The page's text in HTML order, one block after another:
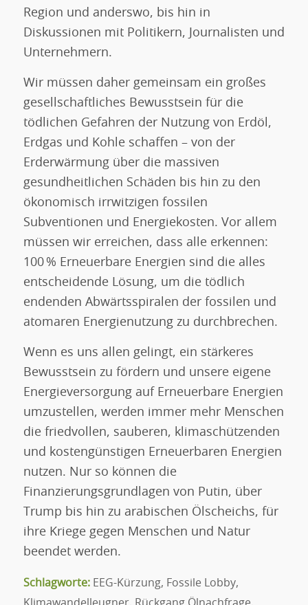
Region und anderswo, bis hin in
Diskussionen mit Politikern, Journalisten und
Unternehmern.
Wir müssen daher gemeinsam ein großes
gesellschaftliches Bewusstsein für die
tödlichen Gefahren der Nutzung von Erdöl,
Erdgas und Kohle schaffen – von der
Erderwärmung über die massiven
gesundheitlichen Schäden bis hin zu den
ökonomisch irrwitzigen fossilen
Subventionen und Energiekosten. Vor allem
müssen wir erreichen, dass alle erkennen:
100 % Erneuerbare Energien sind die alles
entscheidende Lösung, um die tödlich
endenden Abwärtsspiralen der fossilen und
atomaren Energienutzung zu durchbrechen.
Wenn es uns allen gelingt, ein stärkeres
Bewusstsein zu fördern und unsere eigene
Energieversorgung auf Erneuerbare Energien
umzustellen, werden immer mehr Menschen
die friedvollen, sauberen, klimaschützenden
und kostengünstigen Erneuerbaren Energien
nutzen. Nur so können die
Finanzierungsgrundlagen von Putin, über
Trump bis hin zu arabischen Ölscheichs, für
ihre Kriege gegen Menschen und Natur
beendet werden.
Schlagworte: EEG-Kürzung, Fossile Lobby,
Klimawandelleugner, Rückgang Ölnachfrage,